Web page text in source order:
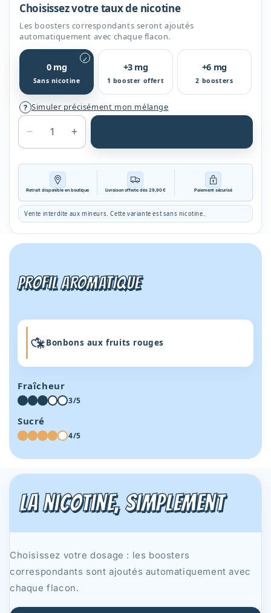
Choisissez votre taux de nicotine
Les boosters correspondants seront ajoutés
automatiquement avec chaque flacon.
✓
0 mg
Sans nicotine
+3 mg
1 booster offert
+6 mg
2 boosters
? Simuler précisément mon mélange
Réduire
la
quantité
Sakura
50ml
-
Daru
Augmenter
la
quantité
Sakura
50ml
-
Daru
Retrait disponible en boutique Livraison offerte dès 29,90 € Paiement sécurisé
Vente interdite aux mineurs. Cette variante est sans nicotine.
PROFIL AROMATIQUE
Bonbons aux fruits rouges
Fraîcheur
3/5
Sucré
4/5
La nicotine, simplement
Choisissez votre dosage : les boosters
correspondants sont ajoutés automatiquement avec
chaque flacon.